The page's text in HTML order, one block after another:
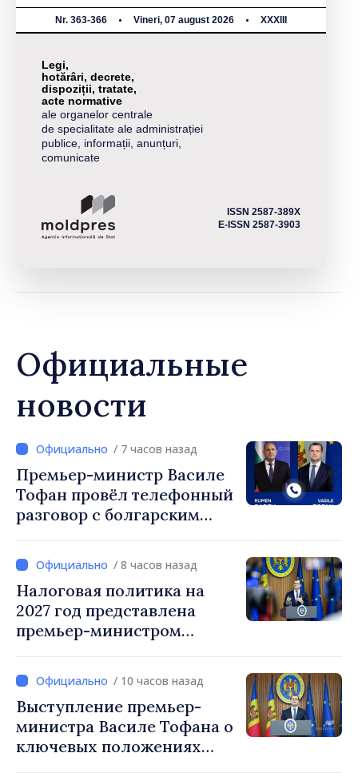
Nr. 363-366 Vineri, 07 august 2026 XXXIII
Legi,
hotărâri, decrete,
dispoziții, tratate,
acte normative
ale organelor centrale
de specialitate ale administrației
publice, informații, anunțuri,
comunicate
ISSN 2587-389X
E-ISSN 2587-3903
Официальные
новости
/ 7 часов назад
Премьер-министр Василе
Тофан провёл телефонный
разговор с болгарским
Радевым
/ 8 часов назад
Налоговая политика на
2027 год представлена
премьер-министром
снижение налоговой
нагрузки на труд,
стимулирование
инвестиций и более
справедливое
/ 10 часов назад
Выступление премьер-
министра Василе Тофана о
ключевых положениях